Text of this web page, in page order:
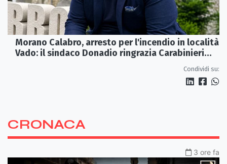
Morano Calabro, arresto per l'incendio in località
Vado: il sindaco Donadio ringrazia Carabinieri
Condividi su:
CRONACA
3 ore fa